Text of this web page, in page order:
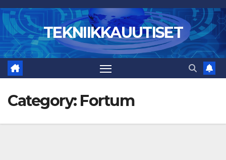
Skip
to
content
TEKNIIKKAUUTISET
Category: Fortum